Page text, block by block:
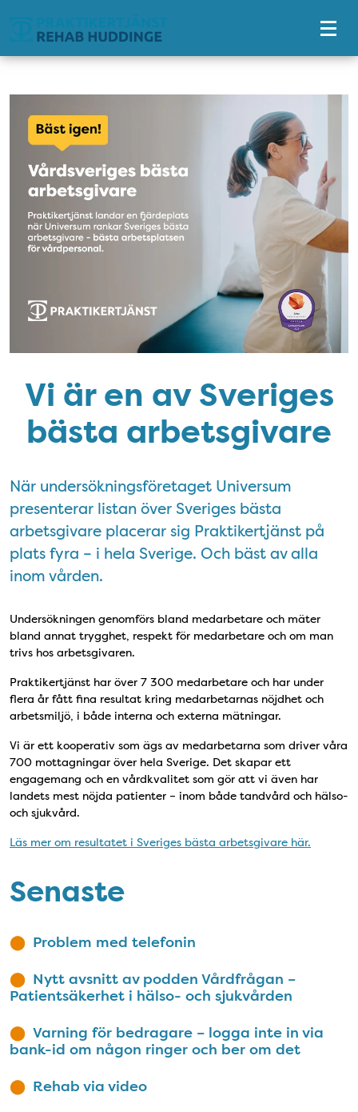
Vi är en av Sveriges
bästa arbetsgivare
När undersökningsföretaget Universum
presenterar listan över Sveriges bästa
arbetsgivare placerar sig Praktikertjänst på
plats fyra – i hela Sverige. Och bäst av alla
inom vården.
Undersökningen genomförs bland medarbetare och mäter
bland annat trygghet, respekt för medarbetare och om man
trivs hos arbetsgivaren.
Praktikertjänst har över 7 300 medarbetare och har under
flera år fått fina resultat kring medarbetarnas nöjdhet och
arbetsmiljö, i både interna och externa mätningar.
Vi är ett kooperativ som ägs av medarbetarna som driver våra
700 mottagningar över hela Sverige. Det skapar ett
engagemang och en vårdkvalitet som gör att vi även har
landets mest nöjda patienter – inom både tandvård och hälso-
och sjukvård.
Läs mer om resultatet i Sveriges bästa arbetsgivare här.
Senaste
Problem med telefonin
Nytt avsnitt av podden Vårdfrågan –
Patientsäkerhet i hälso- och sjukvården
Varning för bedragare – logga inte in via
bank-id om någon ringer och ber om det
Rehab via video